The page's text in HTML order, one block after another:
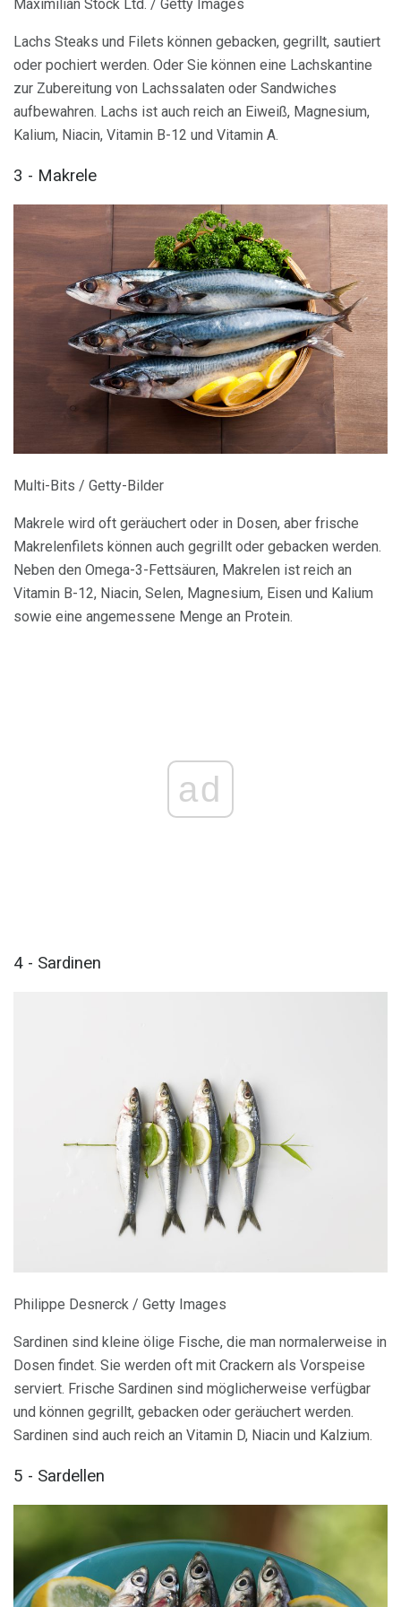
Maximilian Stock Ltd. / Getty Images
Lachs Steaks und Filets können gebacken, gegrillt, sautiert
oder pochiert werden. Oder Sie können eine Lachskantine
zur Zubereitung von Lachssalaten oder Sandwiches
aufbewahren. Lachs ist auch reich an Eiweiß, Magnesium,
Kalium, Niacin, Vitamin B-12 und Vitamin A.
3 - Makrele
Multi-Bits / Getty-Bilder
Makrele wird oft geräuchert oder in Dosen, aber frische
Makrelenfilets können auch gegrillt oder gebacken werden.
Neben den Omega-3-Fettsäuren, Makrelen ist reich an
Vitamin B-12, Niacin, Selen, Magnesium, Eisen und Kalium
sowie eine angemessene Menge an Protein.
ad
4 - Sardinen
Philippe Desnerck / Getty Images
Sardinen sind kleine ölige Fische, die man normalerweise in
Dosen findet. Sie werden oft mit Crackern als Vorspeise
serviert. Frische Sardinen sind möglicherweise verfügbar
und können gegrillt, gebacken oder geräuchert werden.
Sardinen sind auch reich an Vitamin D, Niacin und Kalzium.
5 - Sardellen